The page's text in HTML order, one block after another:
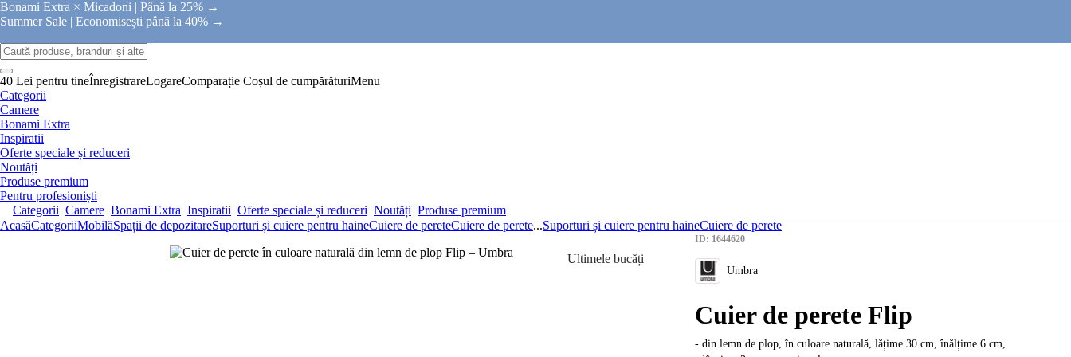
Bonami Extra × Micadoni | Până la 25% →
Summer Sale | Economisești până la 40% →
40 Lei pentru tineÎnregistrareLogareComparație Coșul de cumpărăturiMenu
Categorii
Camere
Bonami Extra
Inspiratii
Oferte speciale și reduceri
Noutăți
Produse premium
Pentru profesioniști
Categorii Camere Bonami Extra Inspiratii Oferte speciale și reduceri Noutăți Produse premium
AcasăCategoriiMobilăSpații de depozitareSuporturi și cuiere pentru haineCuiere de pereteCuiere de perete...Suporturi și cuiere pentru haineCuiere de perete
Ultimele bucăți
ID: 1644620
Umbra
Cuier de perete Flip
- din lemn de plop, în culoare naturală, lățime 30 cm, înălțime 6 cm,